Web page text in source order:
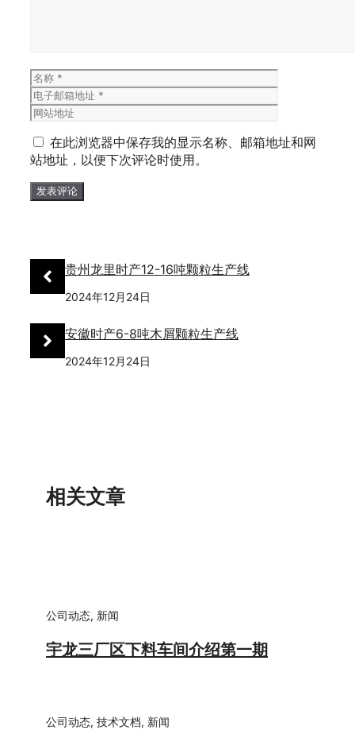
名
称
地
址
在此浏览器中保存我的显示名称、邮箱地址和网
站地址，以便下次评论时使用。
贵州龙里时产12-16吨颗粒生产线
2024年12月24日
安徽时产6-8吨木屑颗粒生产线
2024年12月24日
相关文章
公司动态, 新闻
宇龙三厂区下料车间介绍第一期
公司动态, 技术文档, 新闻